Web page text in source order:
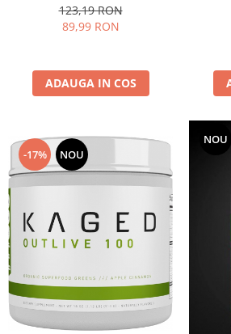
123,19 RON
89,99 RON
ADAUGA IN COS
-17% NOU
NOU